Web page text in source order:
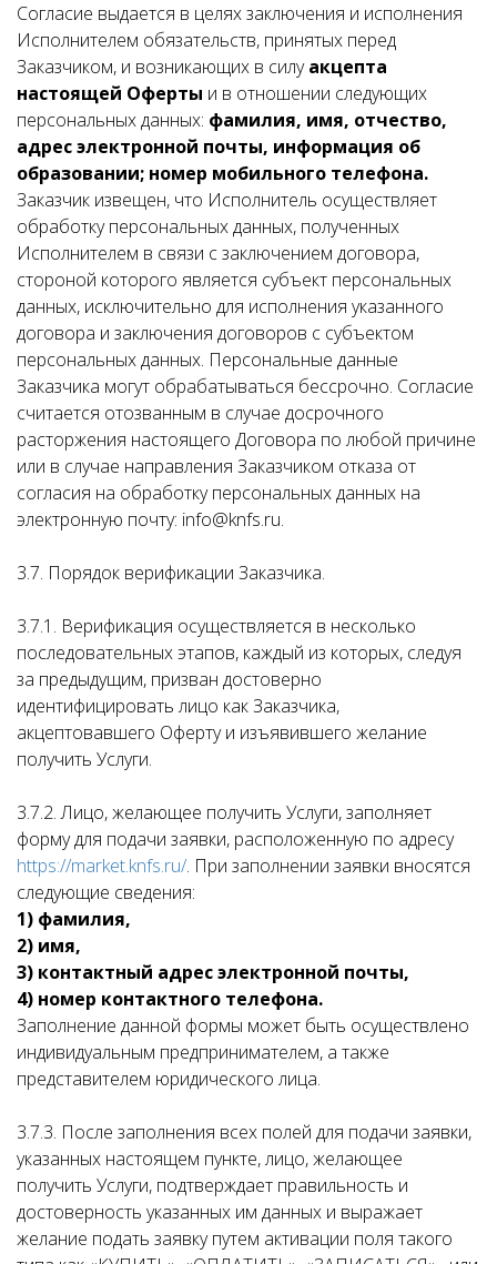
Согласие выдается в целях заключения и исполнения
Исполнителем обязательств, принятых перед
Заказчиком, и возникающих в силуакцепта
настоящей Оферты и в отношении следующих
персональных данных: фамилия, имя, отчество,
адрес электронной почты, информация об
образовании; номер мобильного телефона.
Заказчик извещен, что Исполнитель осуществляет
обработку персональных данных, полученных
Исполнителем в связи с заключением договора,
стороной которого является субъект персональных
данных, исключительно для исполнения указанного
договора и заключения договоров с субъектом
персональных данных. Персональные данные
Заказчика могут обрабатываться бессрочно. Согласие
считается отозванным в случае досрочного
расторжения настоящего Договора по любой причине
или в случае направления Заказчиком отказа от
согласия на обработку персональных данных на
электронную почту: info@knfs.ru.
3.7. Порядок верификации Заказчика.
3.7.1. Верификация осуществляется в несколько
последовательных этапов, каждый из которых, следуя
за предыдущим, призван достоверно
идентифицировать лицо как Заказчика,
акцептовавшего Оферту и изъявившего желание
получить Услуги.
3.7.2. Лицо, желающее получить Услуги, заполняет
форму для подачи заявки, расположенную по адресу
https://market.knfs.ru/. При заполнении заявки вносятся
следующие сведения:
1) фамилия,
2) имя,
3) контактный адрес электронной почты,
4) номер контактного телефона.
Заполнение данной формы может быть осуществлено
индивидуальным предпринимателем, а также
представителем юридического лица.
3.7.3. После заполнения всех полей для подачи заявки,
указанных настоящем пункте, лицо, желающее
получить Услуги, подтверждает правильность и
достоверность указанных им данных и выражает
желание подать заявку путем активации поля такого